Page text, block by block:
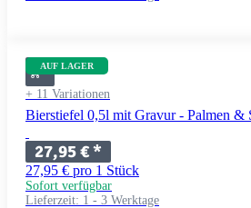
AUF LAGER
+ 11 Variationen
Bierstiefel 0,5l mit Gravur - Palmen &
27,95 €*
27,95 € pro 1 Stück
Sofort verfügbar
Lieferzeit: 1 - 3 Werktage